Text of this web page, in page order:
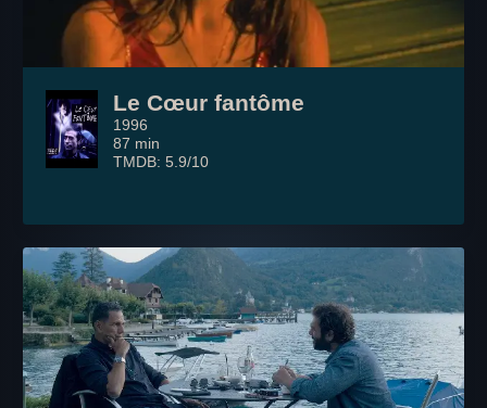
Le Cœur fantôme
1996
87 min
TMDB: 5.9/10